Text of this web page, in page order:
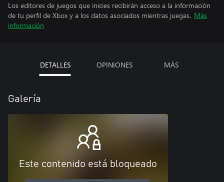
Los editores de juegos que inicies recibirán acceso a la información
de tu perfil de Xbox y a los datos asociados mientras juegas. Más
información
DETALLES OPINIONES MÁS
Galería
Este contenido está bloqueado